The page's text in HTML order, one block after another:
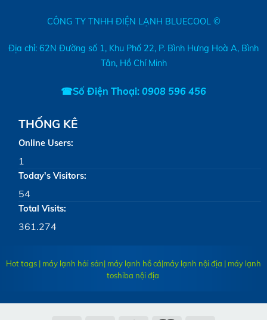
CÔNG TY TNHH ĐIỆN LẠNH BLUECOOL ©
Địa chỉ: 62N Đường số 1, Khu Phố 22, P. Bình Hưng Hoà A, Bình
Tân, Hồ Chí Minh
☎Số Điện Thoại: 0908 596 456
THỐNG KÊ
Online Users:
1
Today's Visitors:
54
Total Visits:
361.274
Hot tags | máy lạnh hải sản| máy lạnh hồ cá|máy lạnh nội địa | máy lạnh
toshiba nội địa